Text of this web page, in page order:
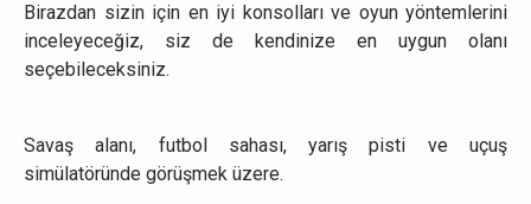
Birazdan sizin için en iyi konsolları ve oyun yöntemlerini
inceleyeceğiz, siz de kendinize en uygun olanı
seçebileceksiniz.
Savaş alanı, futbol sahası, yarış pisti ve uçuş
simülatöründe görüşmek üzere.